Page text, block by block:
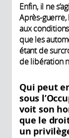
Enfin, il ne
Après-guerre,
aux
que les
étant de
de libération
Qui peut
sous
voit son
que le
un